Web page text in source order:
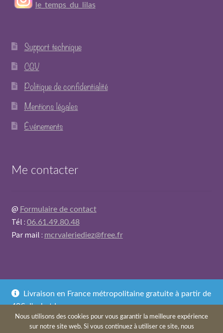
Livraison en France métropolitaine gratuite à partir de
40€ d'achat !
Dismiss
le_temps_du_lilas
Support technique
CGV
Politique de confidentialité
Mentions légales
Événements
Me contacter
@ Formulaire de contact
Tél : 06.61.49.80.48
Par mail : mcrvaleriediez@free.fr
© My CMS 2026
Nous utilisons des cookies pour vous garantir la meilleure expérience
sur notre site web. Si vous continuez à utiliser ce site, nous